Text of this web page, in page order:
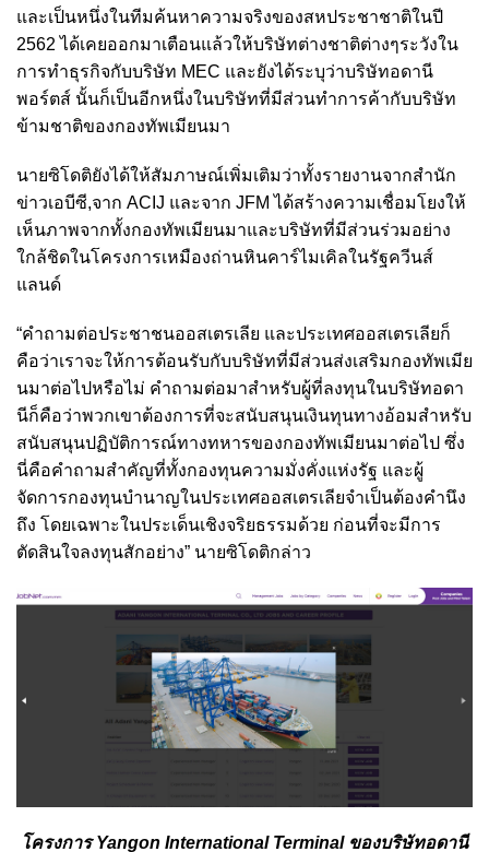
และเป็นหนึ่งในทีมค้นหาความจริงของสหประชาชาติในปี
2562 ได้เคยออกมาเตือนแล้วให้บริษัทต่างชาติต่างๆระวังใน
การทำธุรกิจกับบริษัท MEC และยังได้ระบุว่าบริษัทอดานี
พอร์ตส์ นั้นก็เป็นอีกหนึ่งในบริษัทที่มีส่วนทำการค้ากับบริษัท
ข้ามชาติของกองทัพเมียนมา
นายซิโดติยังได้ให้สัมภาษณ์เพิ่มเติมว่าทั้งรายงานจากสำนัก
ข่าวเอบีซี,จาก ACIJ และจาก JFM ได้สร้างความเชื่อมโยงให้
เห็นภาพจากทั้งกองทัพเมียนมาและบริษัทที่มีส่วนร่วมอย่าง
ใกล้ชิดในโครงการเหมืองถ่านหินคาร์ไมเคิลในรัฐควีนส์
แลนด์
“คำถามต่อประชาชนออสเตรเลีย และประเทศออสเตรเลียก็
คือว่าเราจะให้การต้อนรับกับบริษัทที่มีส่วนส่งเสริมกองทัพเมีย
นมาต่อไปหรือไม่ คำถามต่อมาสำหรับผู้ที่ลงทุนในบริษัทอดา
นีก็คือว่าพวกเขาต้องการที่จะสนับสนุนเงินทุนทางอ้อมสำหรับ
สนับสนุนปฏิบัติการณ์ทางทหารของกองทัพเมียนมาต่อไป ซึ่ง
นี่คือคำถามสำคัญที่ทั้งกองทุนความมั่งคั่งแห่งรัฐ และผู้
จัดการกองทุนบำนาญในประเทศออสเตรเลียจำเป็นต้องคำนึง
ถึง โดยเฉพาะในประเด็นเชิงจริยธรรมด้วย ก่อนที่จะมีการ
ตัดสินใจลงทุนสักอย่าง” นายซิโดติกล่าว
โครงการ Yangon International Terminal ของบริษัทอดานี